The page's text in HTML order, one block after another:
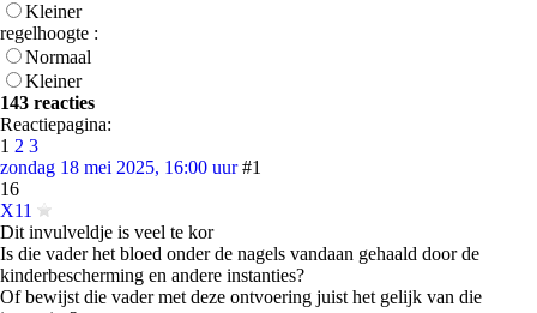
Kleiner
regelhoogte :
Normaal
Kleiner
143 reacties
Reactiepagina:
1 2 3
zondag 18 mei 2025, 16:00 uur #1
16
X11
Dit invulveldje is veel te kor
Is die vader het bloed onder de nagels vandaan gehaald door de
kinderbescherming en andere instanties?
Of bewijst die vader met deze ontvoering juist het gelijk van die